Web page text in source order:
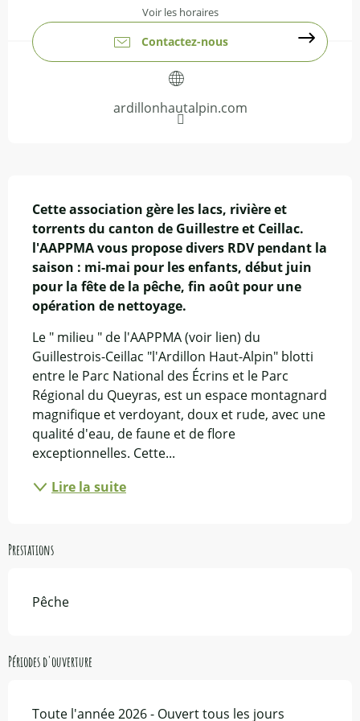
Voir les horaires
Contactez-nous
ardillonhautalpin.com
Cette association gère les lacs, rivière et
torrents du canton de Guillestre et Ceillac.
l'AAPPMA vous propose divers RDV pendant la
saison : mi-mai pour les enfants, début juin
pour la fête de la pêche, fin août pour une
opération de nettoyage.
Le " milieu " de l'AAPPMA (voir lien) du
Guillestrois-Ceillac "l'Ardillon Haut-Alpin" blotti
entre le Parc National des Écrins et le Parc
Régional du Queyras, est un espace montagnard
magnifique et verdoyant, doux et rude, avec une
qualité d'eau, de faune et de flore
exceptionnelles. Cette...
Lire la suite
Prestations
Pêche
Périodes d'ouverture
Toute l'année 2026 - Ouvert tous les jours